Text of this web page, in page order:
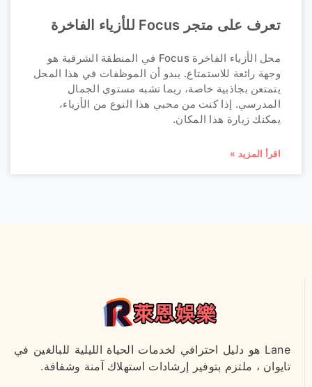
تعرف على متجر Focus للأزياء الفاخرة
محل الأزياء الفاخرة Focus في المنطقة الشرقية هو
وجهة رائعة للاستمتاع. يبدو أن الموظفات في هذا المحل
يتمتعن بجاذبية خاصة، ربما تشبه مستوى الجمال
المدرسي. إذا كنت من محبي هذا النوع من الأزياء،
يمكنك زيارة هذا المكان.
اقرأ المزيد »
Lane هو دليل احترافي لخدمات الحياة الليلية للبالغين في
تايوان ، ملتزم بتوفير إرشادات استهلاك آمنة وشفافة.